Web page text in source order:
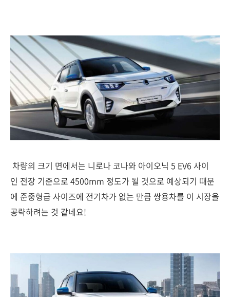
차량의 크기 면에서는 니로나 코나와 아이오닉 5 EV6 사이
인 전장 기준으로 4500mm 정도가 될 것으로 예상되기 때문
에 준중형급 사이즈에 전기차가 없는 만큼 쌍용차를 이 시장을
공략하려는 것 같네요!